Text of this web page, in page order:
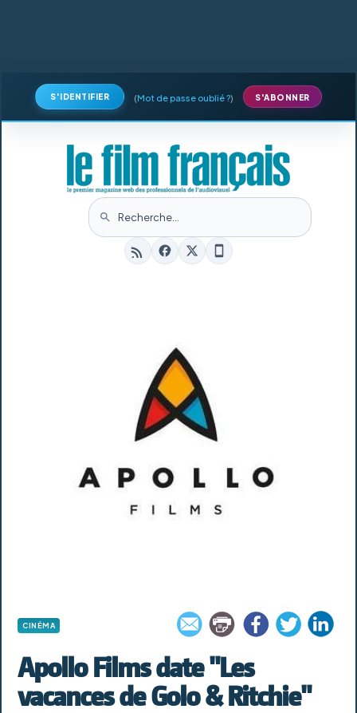
S'IDENTIFIER (Mot de passe oublié ?) S'ABONNER
CINÉMA
Apollo Films date "Les
vacances de Golo & Ritchie"